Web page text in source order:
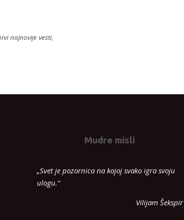
najnovije vesti,
Mudre misli
„Svet je pozornica na kojoj svako igra svoju
ulogu.“
Vilijam Šekspir